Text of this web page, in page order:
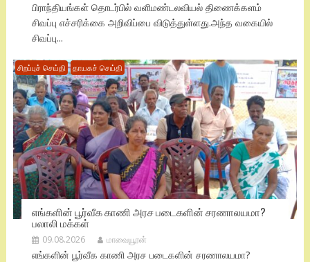
பிராந்தியங்கள் தொடர்பில் வளிமண்டலவியல் திணைக்களம்
சிவப்பு எச்சரிக்கை அறிவிப்பை விடுத்துள்ளது.​அந்த வகையில்
சிவப்பு...
சிறப்புச் செய்தி தாயகச் செய்தி
எங்களின் பூர்வீக காணி அரச படைகளின் சரணாலயமா?
பலாலி மக்கள்
09.08.2026 மாவையூரன்
எங்களின் பூர்வீக காணி அரச படைகளின் சரணாலயமா?